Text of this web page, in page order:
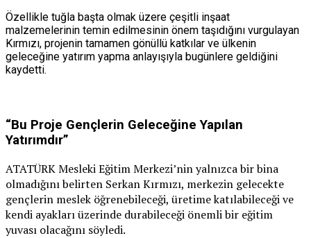
Özellikle tuğla başta olmak üzere çeşitli inşaat
malzemelerinin temin edilmesinin önem taşıdığını vurgulayan
Kırmızı, projenin tamamen gönüllü katkılar ve ülkenin
geleceğine yatırım yapma anlayışıyla bugünlere geldiğini
kaydetti.
“Bu Proje Gençlerin Geleceğine Yapılan
Yatırımdır”
ATATÜRK Mesleki Eğitim Merkezi’nin yalnızca bir bina
olmadığını belirten Serkan Kırmızı, merkezin gelecekte
gençlerin meslek öğrenebileceği, üretime katılabileceği ve
kendi ayakları üzerinde durabileceği önemli bir eğitim
yuvası olacağını söyledi.